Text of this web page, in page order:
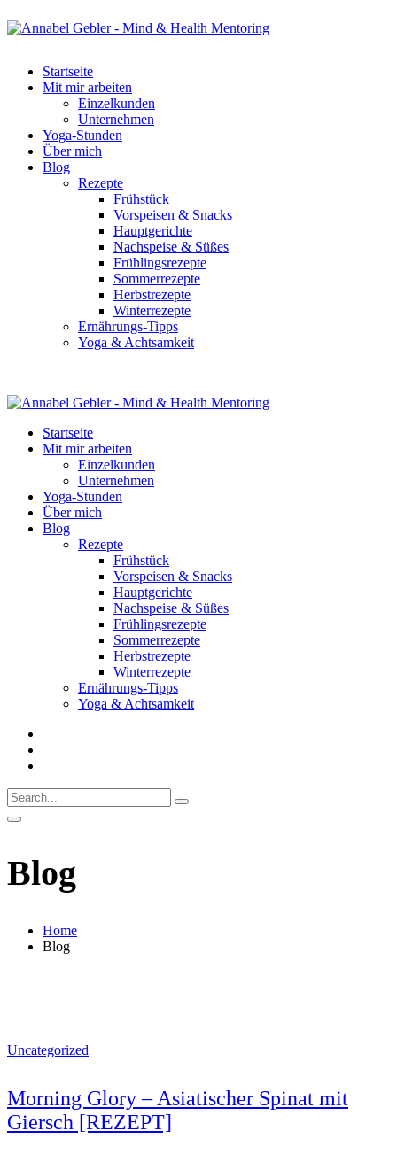
Startseite
Mit mir arbeiten
Einzelkunden
Unternehmen
Yoga-Stunden
Über mich
Blog
Rezepte
Frühstück
Vorspeisen & Snacks
Hauptgerichte
Nachspeise & Süßes
Frühlingsrezepte
Sommerrezepte
Herbstrezepte
Winterrezepte
Ernährungs-Tipps
Yoga & Achtsamkeit
Startseite
Mit mir arbeiten
Einzelkunden
Unternehmen
Yoga-Stunden
Über mich
Blog
Rezepte
Frühstück
Vorspeisen & Snacks
Hauptgerichte
Nachspeise & Süßes
Frühlingsrezepte
Sommerrezepte
Herbstrezepte
Winterrezepte
Ernährungs-Tipps
Yoga & Achtsamkeit
Blog
Home
Blog
Uncategorized
Morning Glory – Asiatischer Spinat mit
Giersch [REZEPT]